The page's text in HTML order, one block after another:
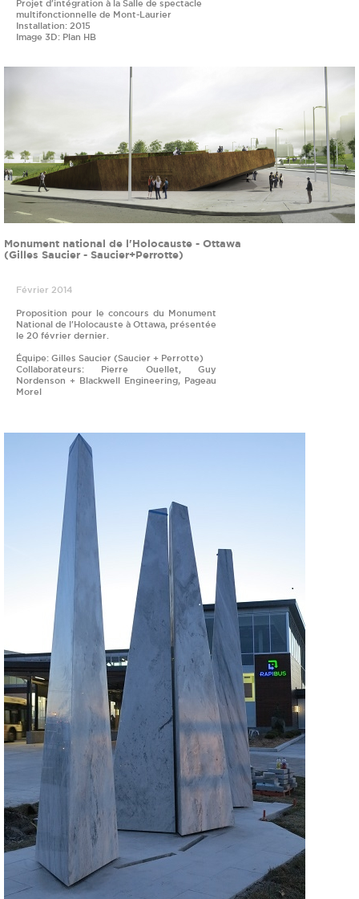
Projet d'intégration à la Salle de spectacle
multifonctionnelle de Mont-Laurier
Installation: 2015
Image 3D: Plan HB
Monument national de l'Holocauste - Ottawa
(Gilles Saucier - Saucier+Perrotte)
Février 2014
Proposition pour le concours du Monument
National de l'Holocauste à Ottawa, présentée
le 20 février dernier.
Équipe: Gilles Saucier (Saucier + Perrotte)
Collaborateurs: Pierre Ouellet, Guy
Nordenson + Blackwell Engineering, Pageau
Morel